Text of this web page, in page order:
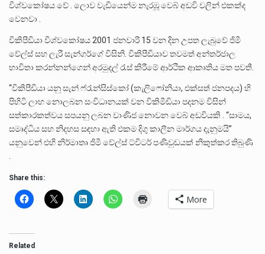
විශ්වකෝෂය වේ . ලොව වැඩියෙන්ම නැරඹූ වෙබ් අඩවි වලින් එකක්ද
වෙනවා .
විකිපීඩියා විශ්වකෝෂය 2001 ජනවාරි 15 ​​වන දින උපත ලැබුවේ ජිමී
වේල්ස් සහ ලැරී සැන්ගර්ගේ විසිනි. විකිපීඩියාව තවමත් අන්තර්ජාල
භාවිතා කරන්නන්ගෙන් අරමුදල් රැස් කිරීමේ ආර්ථික ආකෘතිය මත පවතී.
“විකිපීඩියා යනු සැන් ෆ්රැන්සිස්කෝ (කැලිෆෝනියා, එක්සත් ජනපදය) හි
පිහිටි ලාභ නොලබන සංවිධානයක් වන විකිමීඩියා පදනම විසින්
සත්කාරකත්වය සපයනු ලබන වාණිජ නොවන වෙබ් අඩවියකි . “සාමය,
සමෘද්ධිය සහ නිදහස සඳහා ඇති එකම දිගු කාලීන මාර්ගය දැනුමයි”
යනුවෙන් එහි නිර්මාතෘ ජිමී වේල්ස් ට්විටර් පණිවුඩයක් නිකුත්කර තිබුණි
Share this:
More
Related